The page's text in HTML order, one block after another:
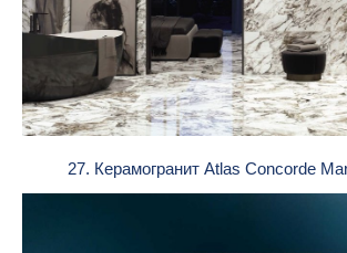
27. Керамогранит Atlas Concorde